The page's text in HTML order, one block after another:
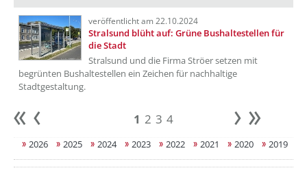
veröffentlicht am 22.10.2024
Stralsund blüht auf: Grüne Bushaltestellen für
die Stadt
Stralsund und die Firma Ströer setzen mit
begrünten Bushaltestellen ein Zeichen für nachhaltige
Stadtgestaltung.
Anfang 1 2 3 4 weiter
2026 2025 2024 2023 2022 2021 2020 2019